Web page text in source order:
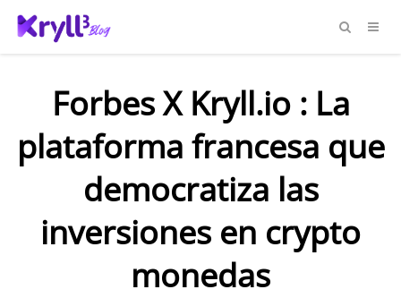
Forbes X Kryll.io : La
plataforma francesa que
democratiza las
inversiones en crypto
monedas